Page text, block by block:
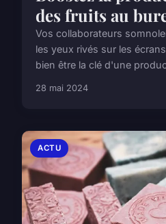
des fruits au
Vos collaborateurs
les yeux rivés sur les
bien être la clé d'une
28 mai 2024
ACTU